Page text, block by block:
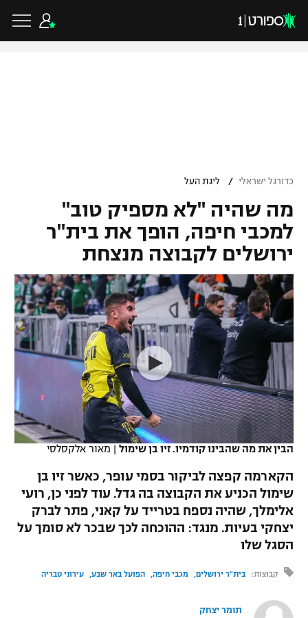
VOD
רץ ברשת
תוצאות
לוח שידורים
ברחבה
גביע הטוטו
ליגיונרים
גביע המדינה
נבחרת ישראל
מכבי חיפה
בית"ר ירושלים
מכבי תל אביב
הפועל תל אביב
הפועל חיפה
הפועל באר שבע
ליגת האלופות
ליגה אירופית
ליגה אנגלית
ליגה גרמנית
ליגה ספרדית
ליגה איטלקית
ליגה צרפתית
ליגה הולנדית
ליגה טורקית
ליגה סינית
ליגה ברזילאית
ליגות נוספות
כדורסל ישראלי
ליגת ווינר סל
ליגה לאומית
כדורסל נשים
מכבי תל אביב
הפועל חולון
הפועל ירושלים
דני אבדיה
כדורסל עולמי
NBA
יורוליג
יורוקאפ
ענפים נוספים
טניס
כדוריד
כדורעף
שחייה
ג'ודו
אגרוף
ספורט אולימפי
UFC
היאבקות WWE
כדורגל ישראלי / ליגת העל
מה שהיה "לא מספיק טוב"
למכבי חיפה, הופך את בית"ר
ירושלים לקבוצה מנצחת
הבין את מה שהבינו קודמיו. זיו בן שימול | מאור אלקסלסי
הקארמה קפצה לביקור בסמי עופר, כאשר זיו בן
שימול הכניע את הקבוצה בה גדל. עוד לפני כן, רועי
אלימלך, שהיה נספח בטרייד על קאני, פתר לברק
יצחקי בעיות. מנגד: ההוכחה לכך שבכר לא סומך על
הסגל שלו
קבוצות: בית"ר ירושלים מכבי חיפה הפועל באר שבע עירוני טבריה
תומר יצחק